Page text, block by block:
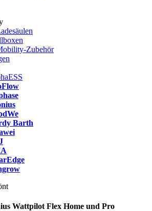
Zubehör
Barth
Wattpilot Flex Home und Pro